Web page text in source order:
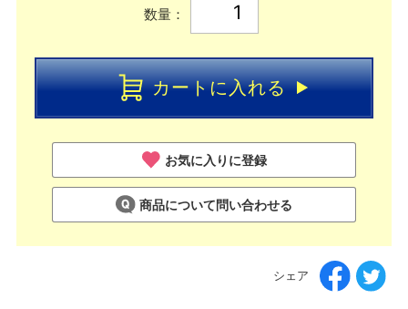
数量：
カートに入れる
お気に入りに登録
商品について問い合わせる
シェア